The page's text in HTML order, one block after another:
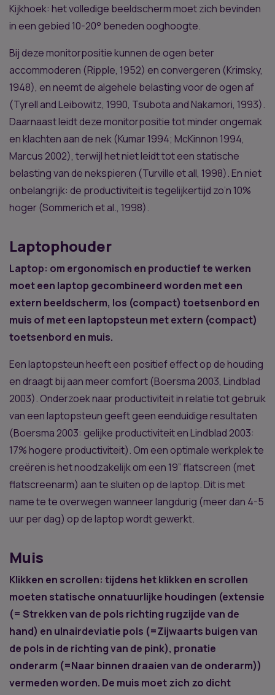
Kijkhoek: het volledige beeldscherm moet zich bevinden
in een gebied 10-20° beneden ooghoogte.
Bij deze monitorpositie kunnen de ogen beter
accommoderen (Ripple, 1952) en convergeren (Krimsky,
1948), en neemt de algehele belasting voor de ogen af
(Tyrell and Leibowitz, 1990, Tsubota and Nakamori, 1993).
Daarnaast leidt deze monitorpositie tot minder ongemak
en klachten aan de nek (Kumar 1994; McKinnon 1994,
Marcus 2002), terwijl het niet leidt tot een statische
belasting van de nekspieren (Turville et all, 1998). En niet
onbelangrijk: de productiviteit is tegelijkertijd zo’n 10%
hoger (Sommerich et al., 1998).
Laptophouder
Laptop: om ergonomisch en productief te werken
moet een laptop gecombineerd worden met een
extern beeldscherm, los (compact) toetsenbord en
muis of met een laptopsteun met extern (compact)
toetsenbord en muis.
Een laptopsteun heeft een positief effect op de houding
en draagt bij aan meer comfort (Boersma 2003, Lindblad
2003). Onderzoek naar productiviteit in relatie tot gebruik
van een laptopsteun geeft geen eenduidige resultaten
(Boersma 2003: gelijke productiviteit en Lindblad 2003:
17% hogere productiviteit). Om een optimale werkplek te
creëren is het noodzakelijk om een 19” flatscreen (met
flatscreenarm) aan te sluiten op de laptop. Dit is met
name te te overwegen wanneer langdurig (meer dan 4-5
uur per dag) op de laptop wordt gewerkt.
Muis
Klikken en scrollen: tijdens het klikken en scrollen
moeten statische onnatuurlijke houdingen (extensie
(= Strekken van de pols richting rugzijde van de
hand) en ulnairdeviatie pols (=Zijwaarts buigen van
de pols in de richting van de pink), pronatie
onderarm (=Naar binnen draaien van de onderarm))
vermeden worden. De muis moet zich zo dicht